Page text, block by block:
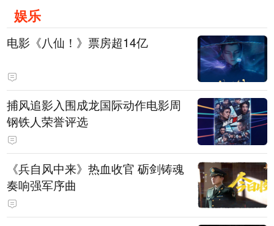
娱乐
电影《八仙！》票房超14亿
捕风追影入围成龙国际动作电影周
钢铁人荣誉评选
《兵自风中来》热血收官 砺剑铸魂
奏响强军序曲